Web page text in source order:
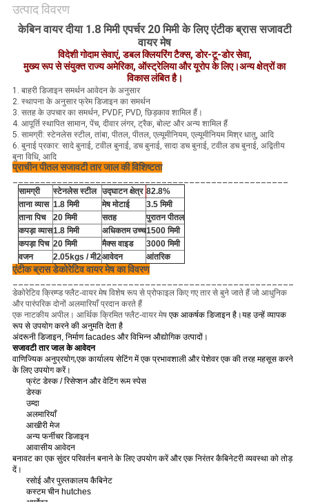
उत्पाद विवरण
केबिन वायर दीया 1.8 मिमी एपर्चर 20 मिमी के लिए एंटीक ब्रास सजावटी
वायर मेष
विदेशी गोदाम सेवाएं, डबल क्लियरिंग टैक्स, डोर-टू-डोर सेवा,
मुख्य रूप से संयुक्त राज्य अमेरिका, ऑस्ट्रेलिया और यूरोप के लिए।अन्य क्षेत्रों का
विकास लंबित है।
1. बाहरी डिजाइन समर्थन आवेदन के अनुसार
2. स्थापना के अनुसार फ्रेम डिजाइन का समर्थन
3. सतह के उपचार का समर्थन, PVDF, PVD, छिड़काव शामिल हैं।
4. आपूर्ति स्थापित सामान, पेंच, दीवार लंगर, ट्रैक, बोल्ट और अन्य शामिल हैं
5. सामग्री: स्टेनलेस स्टील, तांबा, पीतल, पीतल, एल्यूमीनियम, एल्यूमीनियम मिश्र धातु, आदि
6. बुनाई प्रकार: सादे बुनाई, टवील बुनाई, डच बुनाई, सादा डच बुनाई, टवील डच बुनाई, अद्वितीय
बुना विधि, आदि
प्राचीन पीतल सजावटी तार जाल की विशिष्टता
सामग्री स्टेनलेस स्टील उद्घाटन क्षेत्र 82.8%
ताना व्यास 1.8 मिमी मेष मोटाई
3.5 मिमी
ताना पिच
20 मिमी सतह
पुरातन पीतल
कपड़ा व्यास1.8 मिमी अधिकतम उच्च1500 मिमी
कपड़ा पिच 20 मिमी मैक्स वाइड
3000 मिमी
वजन
2.05kgs / मी2आवेदन आंतरिक
एंटीक ब्रास डेकोरेटिव वायर मेष का विवरण
डेकोरेटिव क्रिम्प्ड फ्लैट-वायर मेष विशेष रूप से प्रोफाइल किए गए तार से बुने जाते हैं जो आधुनिक
और पारंपरिक दोनों अलमारियाँ प्रदान करते हैं
एक नाटकीय अपील। आर्थिक क्रिमित फ्लैट-वायर मेष एक आकर्षक डिजाइन है।यह उन्हें व्यापक
रूप से उपयोग करने की अनुमति देता है
अंदरूनी डिजाइन, निर्माण facades और विभिन्न औद्योगिक उत्पादों।
सजावटी तार जाल के आवेदन
वाणिज्यिक अनुप्रयोग,एक कार्यालय सेटिंग में एक प्रभावशाली और पेशेवर एक की तरह महसूस करने
के लिए उपयोग करें।
फ्रंट डेस्क / रिसेप्शन और वेटिंग रूम स्पेस
डेस्क
उम्दा
अलमारियाँ
आखीरी मेज
अन्य फर्नीचर डिजाइन
आवासीय आवेदन
बनावट का एक सुंदर परिवर्तन बनाने के लिए उपयोग करें और एक निरंतर कैबिनेटरी व्यवस्था को तोड़
दें।
रसोई और पुस्तकालय कैबिनेट
कस्टम चीन hutches